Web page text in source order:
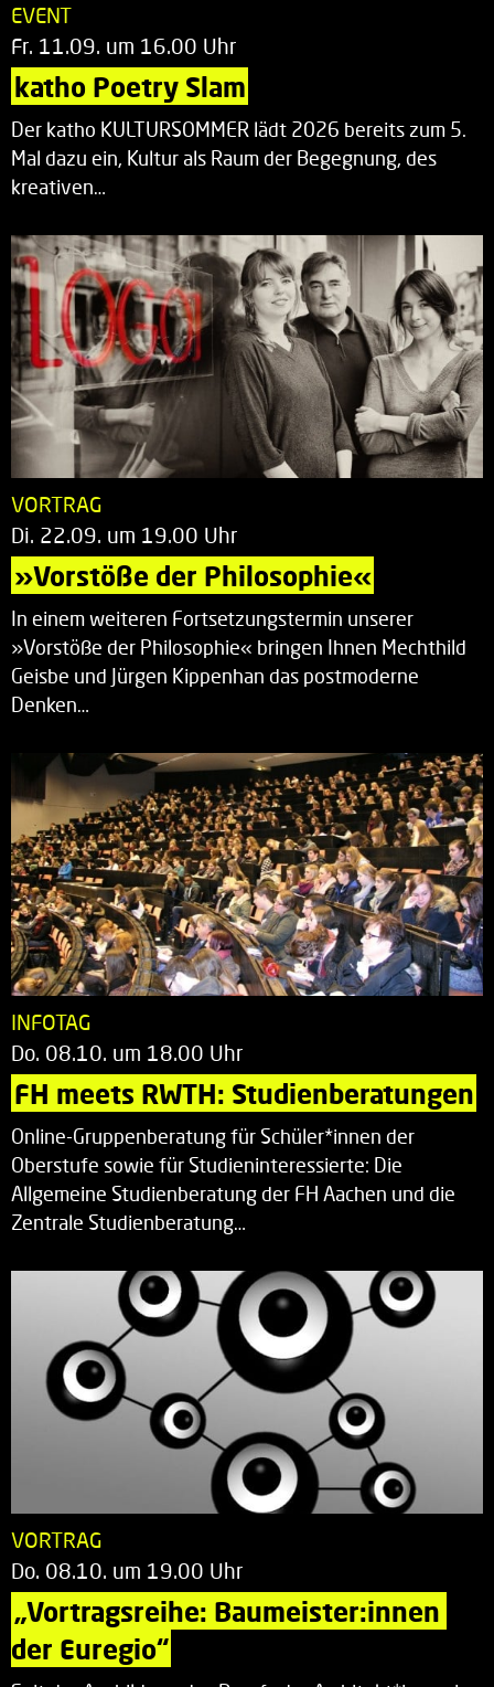
EVENT
Fr. 11.09. um 16.00 Uhr
katho Poetry Slam
Der katho KULTURSOMMER lädt 2026 bereits zum 5.
Mal dazu ein, Kultur als Raum der Begegnung, des
kreativen…
VORTRAG
Di. 22.09. um 19.00 Uhr
»Vorstöße der Philosophie«
In einem weiteren Fortsetzungstermin unserer
»Vorstöße der Philosophie« bringen Ihnen Mechthild
Geisbe und Jürgen Kippenhan das postmoderne
Denken…
INFOTAG
Do. 08.10. um 18.00 Uhr
FH meets RWTH: Studienberatungen
Online-Gruppenberatung für Schüler*innen der
Oberstufe sowie für Studieninteressierte: Die
Allgemeine Studienberatung der FH Aachen und die
Zentrale Studienberatung…
VORTRAG
Do. 08.10. um 19.00 Uhr
„Vortragsreihe: Baumeister:innen
der Euregio“